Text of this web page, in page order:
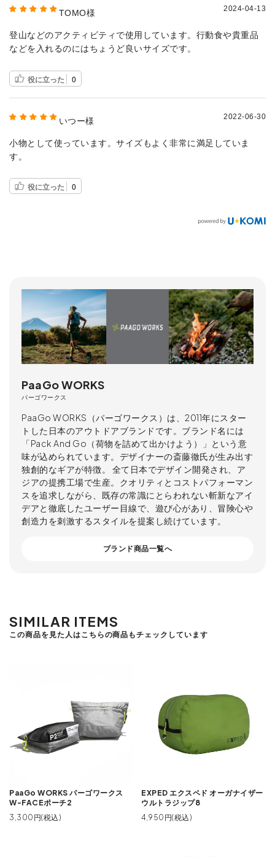
TOMO様 2024-04-13
登山などのアクティビティで使用しています。行動食や貴重品
などを入れるのにはちょうど良いサイズです。
役に立った 0
いつー様 2022-06-30
小物として使っています。サイズもよく非常に満足していま
す。
役に立った 0
PaaGo WORKS
パーゴワークス
PaaGo WORKS（パーゴワークス）は、2011年にスター
トした日本のアウトドアブランドです。ブランド名には
「Pack And Go（荷物を詰めて出かけよう）」という意
味が込められています。デザイナーの斎藤徹氏が生み出す
独創的なギアが特徴。 全て日本でデザイン開発され、ア
ジアの提携工場で生産。クオリティとコストパフォーマン
スを追求しながら、既存の常識にとらわれない斬新なアイ
デアと徹底したユーザー目線で、遊び心があり、冒険心や
創造力を刺激するスタイルを提案し続けています。
ブランド商品一覧へ
SIMILAR ITEMS
この商品を見た人はこちらの商品もチェックしています
PaaGo WORKS パーゴワークス
W-FACEポーチ2
3,300円(税込)
EXPED エクスペド オーガナイザー
ウルトラジップ8
4,950円(税込)